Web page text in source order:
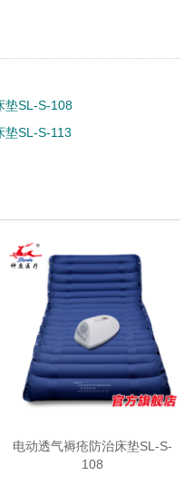
垫SL-S-108
垫SL-S-113
电动透气褥疮防治床垫SL-S-
108